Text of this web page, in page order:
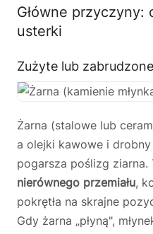
Główne przyczyny:
usterki
Zużyte lub
Żarna (stalowe lub
a olejki kawowe i
pogarsza poślizg
nierównego przemiału,
pokrętła na skrajne
Gdy żarna „płyną",